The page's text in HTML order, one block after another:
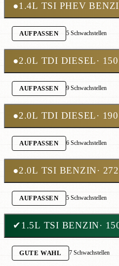
●1.4L TSI PHEV
AUFPASSEN 5 Schwachstellen
●2.0L TDI DIESEL·
AUFPASSEN 9 Schwachstellen
●2.0L TDI DIESEL·
AUFPASSEN 6 Schwachstellen
●2.0L TSI BENZIN·
AUFPASSEN 5 Schwachstellen
✔1.5L TSI BENZIN·
GUTE WAHL 7 Schwachstellen